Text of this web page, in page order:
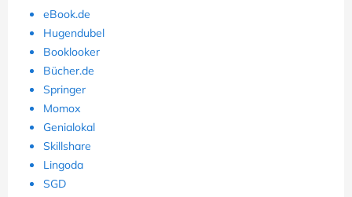
eBook.de
Hugendubel
Booklooker
Bücher.de
Springer
Momox
Genialokal
Skillshare
Lingoda
SGD